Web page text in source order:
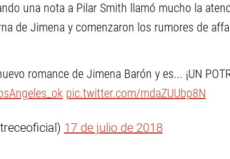
una nota a Pilar Smith llamó mucho la
de Jimena y comenzaron los rumores de
romance de Jimena Barón y es... ¡UN
pic.twitter.com/mdaZUUbp8N
17 de julio de 2018